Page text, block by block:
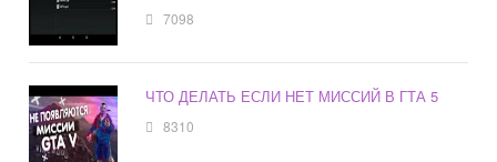
7098
ЧТО ДЕЛАТЬ ЕСЛИ НЕТ МИССИЙ В ГТА 5
8310